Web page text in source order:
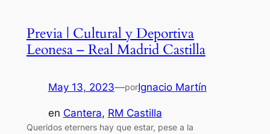
Previa | Cultural y Deportiva
Leonesa – Real Madrid Castilla
May 13, 2023—porIgnacio Martín
en Cantera, RM Castilla
Queridos eterners hay que estar, pese a la